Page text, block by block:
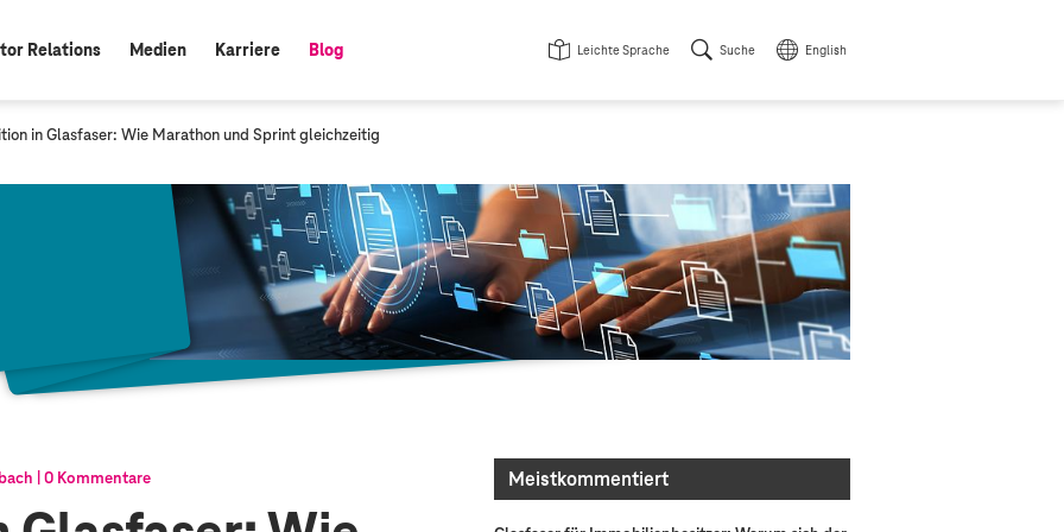
Relations Medien Karriere aktiv:
Blog Leichte Sprache Suche English
in Glasfaser: Wie Marathon und Sprint gleichzeitig
0 Kommentare Meistkommentiert